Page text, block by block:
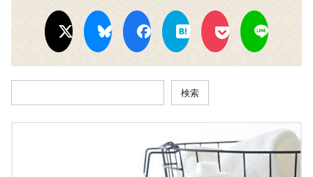
検索